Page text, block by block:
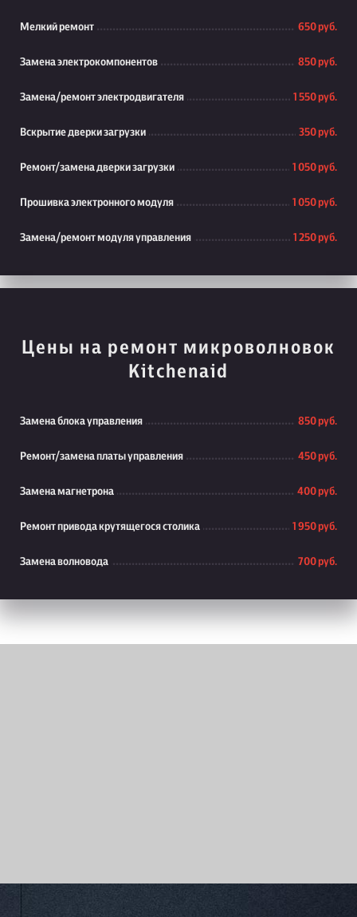
Мелкий ремонт 650 руб.
Замена электрокомпонентов 850 руб.
Замена/ремонт электродвигателя 1 550 руб.
Вскрытие дверки загрузки 350 руб.
Ремонт/замена дверки загрузки 1 050 руб.
Прошивка электронного модуля 1 050 руб.
Замена/ремонт модуля управления 1 250 руб.
Цены на ремонт микроволновок
Kitchenaid
Замена блока управления 850 руб.
Ремонт/замена платы управления 450 руб.
Замена магнетрона 400 руб.
Ремонт привода крутящегося столика 1 950 руб.
Замена волновода 700 руб.